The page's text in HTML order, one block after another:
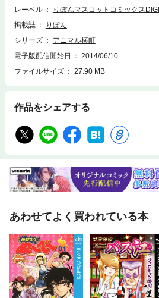
レーベル
りぼんマスコットコミックス
掲載誌
りぼん
シリーズ
アニマル横町
電子版配信開始日
2014/06/10
ファイルサイズ
27.90 MB
作品をシェアする
あわせてよく買われている本